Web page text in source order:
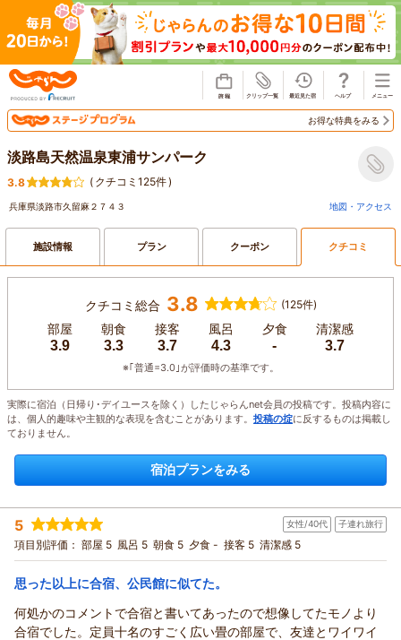
お得な特典をみる
淡路島天然温泉東浦サンパーク
3.8 ( クチコミ125件)
兵庫県淡路市久留麻２７４３ 地図・アクセス
施設情報 プラン クーポン クチコミ
クチコミ総合 3.8 (125件)
部屋
3.9
朝食
3.3
接客
3.7
風呂
4.3
夕食
-
清潔感
3.7
※｢普通=3.0｣が評価時の基準です。
実際に宿泊（日帰り･デイユースを除く）したじゃらんnet会員の投稿です。投稿内容に
は、個人的趣味や主観的な表現を含むことがあります。 投稿の掟に反するものは掲載し
ておりません。
宿泊プランをみる
5 女性/40代 子連れ旅行
項目別評価： 部屋 5 風呂 5 朝食 5 夕食 - 接客 5 清潔感 5
思った以上に合宿、公民館に似てた。
何処かのコメントで合宿と書いてあったので想像してたモノより
合宿でした。定員十名のすごく広い畳の部屋で、友達とワイワイ